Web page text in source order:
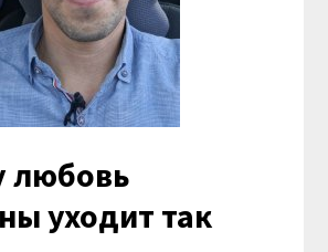
любовь
уходит так